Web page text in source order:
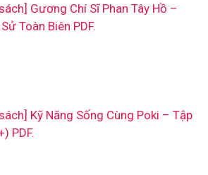
Gương Chí Sĩ Phan Tây Hồ –
Toàn Biên PDF.
Kỹ Năng Sống Cùng Poki – Tập
PDF.